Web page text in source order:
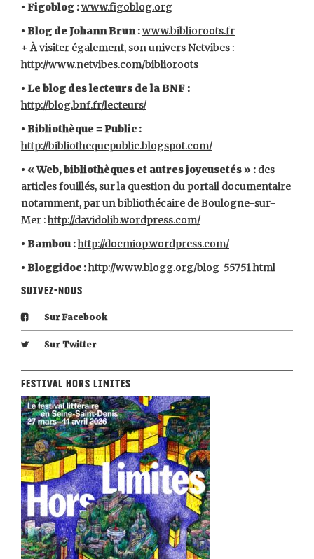
• Figoblog :www.figoblog.org
• Blog de Johann Brun :www.biblioroots.fr
+ À visiter également, son univers Netvibes :
http://www.netvibes.com/biblioroots
• Le blog des lecteurs de la BNF :
http://blog.bnf.fr/lecteurs/
• Bibliothèque = Public :
http://bibliothequepublic.blogspot.com/
• « Web, bibliothèques et autres joyeusetés » :des
articles fouillés, sur la question du portail documentaire
notamment, par un bibliothécaire de Boulogne-sur-
Mer :http://davidolib.wordpress.com/
• Bambou :http://docmiop.wordpress.com/
• Bloggidoc :http://www.blogg.org/blog-55751.html
Suivez-nous
Sur Facebook
Sur Twitter
Festival Hors Limites